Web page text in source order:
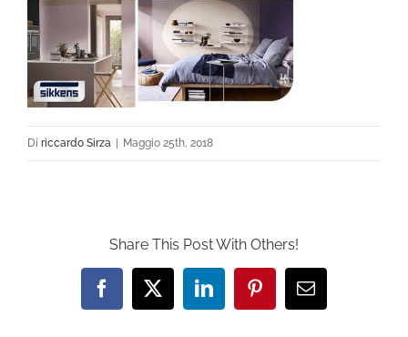
Di riccardo Sirza | Maggio 25th, 2018
Share This Post With Others!
Facebook
X LinkedInPinterestEmail